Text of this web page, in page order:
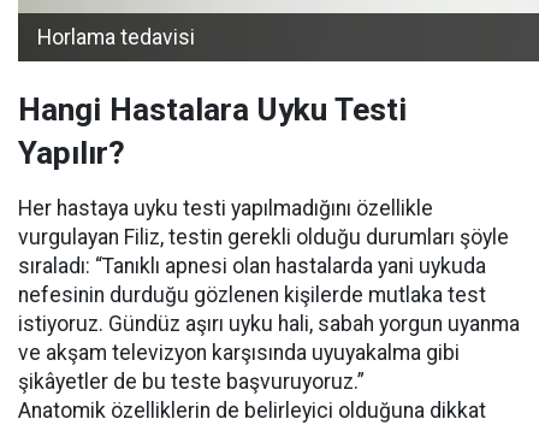
Horlama tedavisi
Hangi Hastalara Uyku Testi
Yapılır?
Her hastaya uyku testi yapılmadığını özellikle
vurgulayan Filiz, testin gerekli olduğu durumları şöyle
sıraladı: “Tanıklı apnesi olan hastalarda yani uykuda
nefesinin durduğu gözlenen kişilerde mutlaka test
istiyoruz. Gündüz aşırı uyku hali, sabah yorgun uyanma
ve akşam televizyon karşısında uyuyakalma gibi
şikâyetler de bu teste başvuruyoruz.”
Anatomik özelliklerin de belirleyici olduğuna dikkat